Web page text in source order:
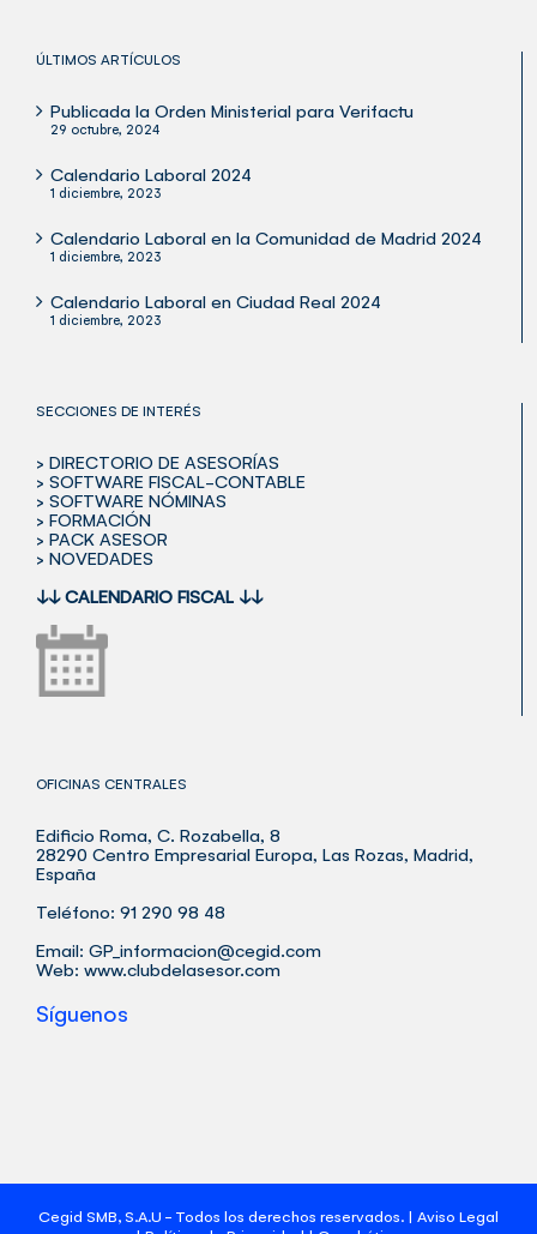
ÚLTIMOS ARTÍCULOS
Publicada la Orden Ministerial para Verifactu
29 octubre, 2024
Calendario Laboral 2024
1 diciembre, 2023
Calendario Laboral en la Comunidad de Madrid 2024
1 diciembre, 2023
Calendario Laboral en Ciudad Real 2024
1 diciembre, 2023
SECCIONES DE INTERÉS
> DIRECTORIO DE ASESORÍAS
> SOFTWARE FISCAL-CONTABLE
> SOFTWARE NÓMINAS
> FORMACIÓN
> PACK ASESOR
> NOVEDADES
↓↓ CALENDARIO FISCAL ↓↓
OFICINAS CENTRALES
Edificio Roma, C. Rozabella, 8
28290 Centro Empresarial Europa, Las Rozas, Madrid,
España
Teléfono: 91 290 98 48
Email: GP_informacion@cegid.com
Web: www.clubdelasesor.com
Síguenos
Cegid SMB, S.A.U - Todos los derechos reservados. | Aviso Legal